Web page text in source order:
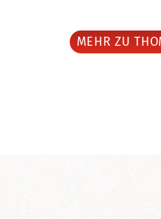
MEHR ZU